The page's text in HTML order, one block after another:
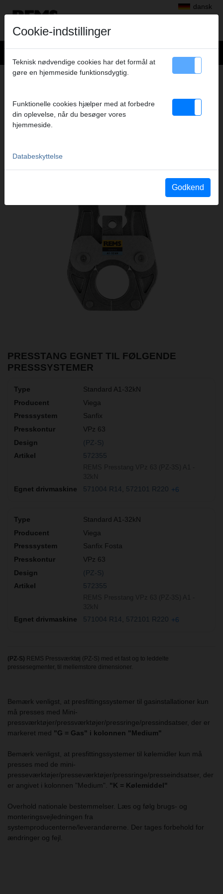
dansk
Produkter>Radialpress>REMS presstænger/REMS pressringe
REMS PRESSTANG VPZ 63
(PZ-3S) A1 - 32KN
Katalogauszüge
PRESSTANG EGNET TIL FØLGENDE
PRESSSYSTEMER
Standard A1-32kN
Viega
Sanfix
VPz 63
(PZ-S)
572355
571004 R14 572101 R220 +6
Standard A1-32kN
Viega
Sanfix Fosta
VPz 63
(PZ-S)
572355
571004 R14 572101 R220 +6
(PZ-S) REMS Pressværktøj (PZ-S) med et fast og to leddelte
pressesegmenter, til mellemstore dimensioner.
Bemærk venligst, at presfittingssystemer til gasinstallationer kun
må presses med Mini-
pressværktøjer/pressværktøjer/pressringe/pressindsatser, der er
markeret med "G = Gas" i kolonnen "Medium"
Bemærk venligst, at presfittingssystemer til kølemidler kun må
presses med de mini-
presseværktøjer/presseværktøjer/pressringe/presseindsatser, der
er angivet i kolonnen "Medium". "K = Kølemiddel"
Overhold nationale bestemmelser. Læs og følg brugs- og
monteringsvejledningen fra
systemproducenterne/leverandørerne. Der tages forbehold for
ændringer og fejl.
Cookie-indstillinger
Teknisk nødvendige cookies har det formål at
gøre en hjemmeside funktionsdygtig.
Funktionelle cookies hjælper med at forbedre
din oplevelse, når du besøger vores
hjemmeside.
Databeskyttelse
Godkend